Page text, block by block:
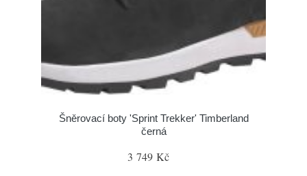
Šněrovací boty 'Sprint Trekker' Timberland
černá
3 749 Kč